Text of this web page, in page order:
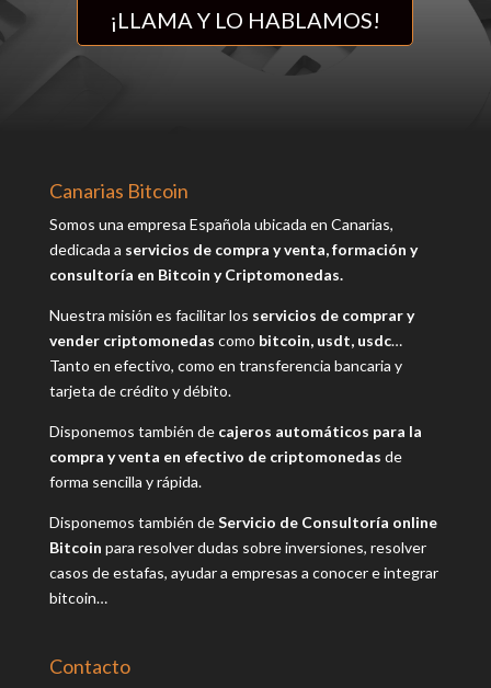
¡LLAMA Y LO HABLAMOS!
Canarias Bitcoin
Somos una empresa Española ubicada en Canarias,
dedicada a servicios de compra y venta, formación y
consultoría en Bitcoin y Criptomonedas.
Nuestra misión es facilitar los servicios de comprar y
vender criptomonedas como bitcoin, usdt, usdc…
Tanto en efectivo, como en transferencia bancaria y
tarjeta de crédito y débito.
Disponemos también de cajeros automáticos para la
compra y venta en efectivo de criptomonedas de
forma sencilla y rápida.
Disponemos también deServicio de Consultoría online
Bitcoin para resolver dudas sobre inversiones, resolver
casos de estafas, ayudar a empresas a conocer e integrar
bitcoin…
Contacto